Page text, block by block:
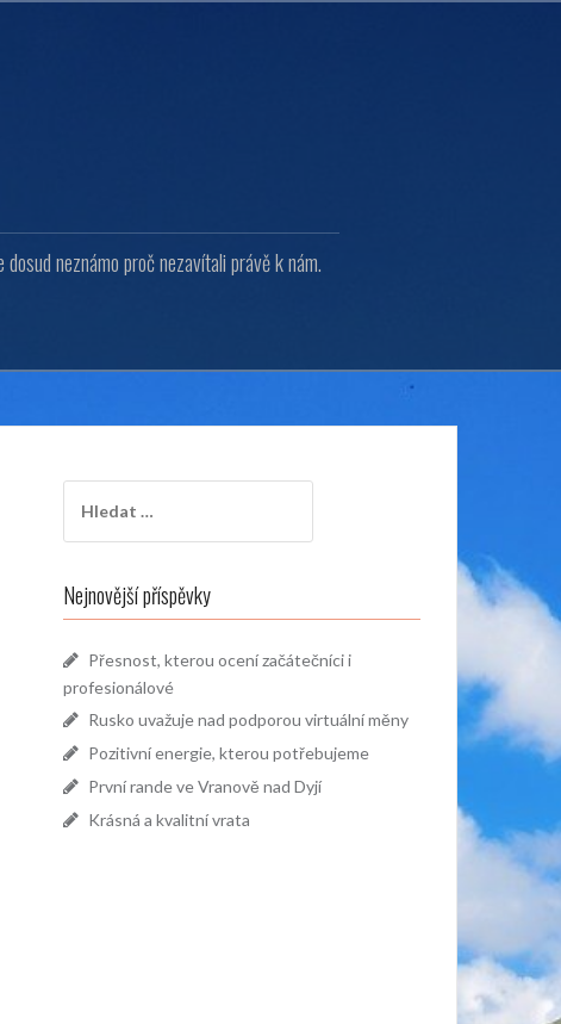
neznámo proč nezavítali právě k nám.
Nejnovější příspěvky
Přesnost, kterou ocení začátečníci i
profesionálové
Rusko uvažuje nad podporou virtuální měny
Pozitivní energie, kterou potřebujeme
První rande ve Vranově nad Dyjí
Krásná a kvalitní vrata